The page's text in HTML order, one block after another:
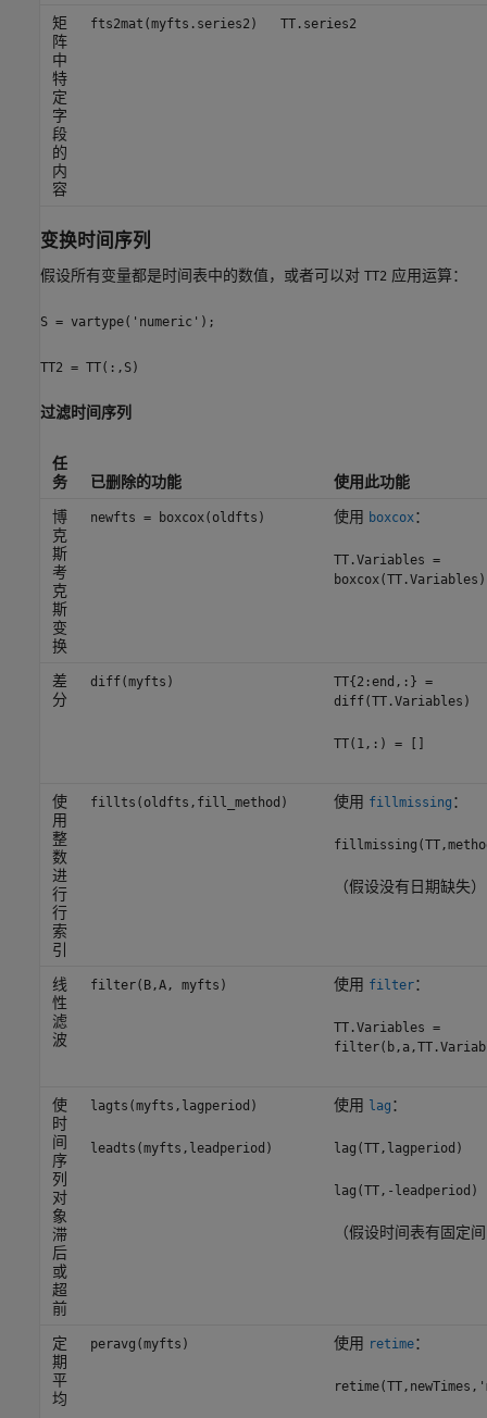
矩
阵
中
特
定
字
段
的
内
容
fts2mat(myfts.series2) TT.series2
变换时间序列
假设所有变量都是时间表中的数值，或者可以对 TT2 应用运算：
S = vartype('numeric');
TT2 = TT(:,S)
过滤时间序列
任
务
已删除的功能
使用此功能
博
克
斯
考
克
斯
变
换
newfts = boxcox(oldfts) 使用 boxcox：
TT.Variables =
boxcox(TT.Variables)
差
分
diff(myfts)
TT{2:end,:} =
diff(TT.Variables)
TT(1,:) = []
使
用
整
数
进
行
行
索
引
fillts(oldfts,fill_method) 使用 fillmissing ：
（假设没有日期缺失）
线
性
滤
波
filter(B,A, myfts) 使用 filter：
TT.Variables =
使
时
间
序
列
对
象
滞
后
或
超
前
lagts(myfts,lagperiod)
leadts(myfts,leadperiod)
使用 lag ：
lag(TT,lagperiod)
lag(TT,-leadperiod)
（假设时间表有固定
定
期
平
均
peravg(myfts) 使用 retime：